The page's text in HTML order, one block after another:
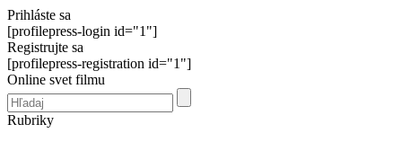
Prihláste sa
[profilepress-login id="1"]
Registrujte sa
[profilepress-registration id="1"]
Online svet filmu
Rubriky